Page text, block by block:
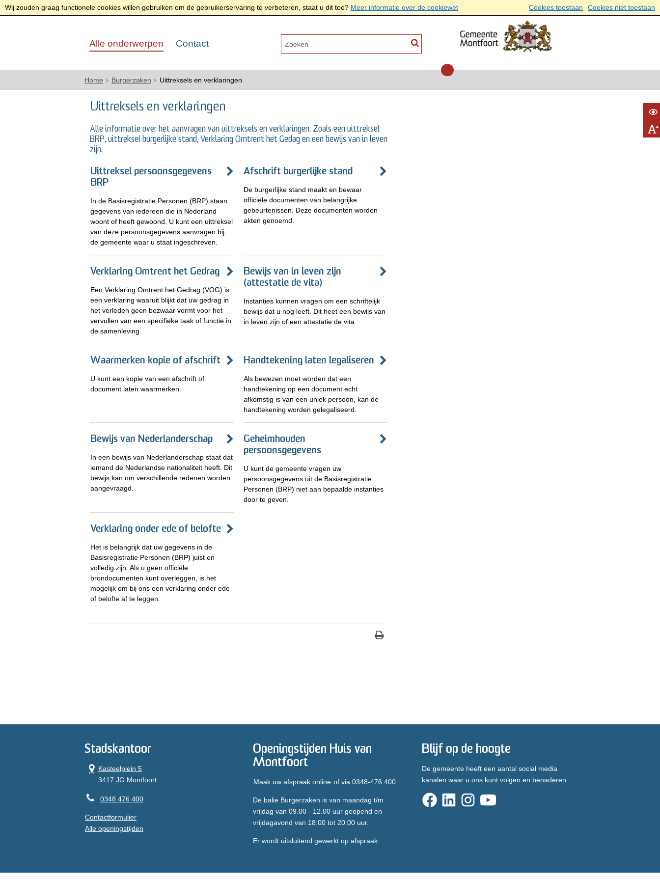
Wij zouden graag functionele cookies willen gebruiken om de gebruikerservaring te verbeteren, staat u dit toe? Meer informatie over de cookiewet Cookies toestaan Cookies niet toestaan
Alle onderwerpen Contact
Home Burgerzaken Uittreksels en verklaringen
Uittreksels en verklaringen
Alle informatie over het aanvragen van uittreksels en verklaringen. Zoals een uittreksel
BRP, uittreksel burgerlijke stand, Verklaring Omtrent het Gedag en een bewijs van in leven
zijn.
Uittreksel persoonsgegevens
BRP
In de Basisregistratie Personen (BRP) staan
gegevens van iedereen die in Nederland
woont of heeft gewoond. U kunt een uittreksel
van deze persoonsgegevens aanvragen bij
de gemeente waar u staat ingeschreven.
Afschrift burgerlijke stand
De burgerlijke stand maakt en bewaar
officiële documenten van belangrijke
gebeurtenissen. Deze documenten worden
akten genoemd.
Verklaring Omtrent het Gedrag
Een Verklaring Omtrent het Gedrag (VOG) is
een verklaring waaruit blijkt dat uw gedrag in
het verleden geen bezwaar vormt voor het
vervullen van een specifieke taak of functie in
de samenleving.
Bewijs van in leven zijn
(attestatie de vita)
Instanties kunnen vragen om een schriftelijk
bewijs dat u nog leeft. Dit heet een bewijs van
in leven zijn of een attestatie de vita.
Waarmerken kopie of afschrift
U kunt een kopie van een afschrift of
document laten waarmerken.
Handtekening laten legaliseren
Als bewezen moet worden dat een
handtekening op een document echt
afkomstig is van een uniek persoon, kan de
handtekening worden gelegaliseerd.
Bewijs van Nederlanderschap
In een bewijs van Nederlanderschap staat dat
iemand de Nederlandse nationaliteit heeft. Dit
bewijs kan om verschillende redenen worden
aangevraagd.
Geheimhouden
persoonsgegevens
U kunt de gemeente vragen uw
persoonsgegevens uit de Basisregistratie
Personen (BRP) niet aan bepaalde instanties
door te geven.
Verklaring onder ede of belofte
Het is belangrijk dat uw gegevens in de
Basisregistratie Personen (BRP) juist en
volledig zijn. Als u geen officiële
brondocumenten kunt overleggen, is het
mogelijk om bij ons een verklaring onder ede
of belofte af te leggen.
Stadskantoor
Kasteelplein 5
3417 JG Montfoort
0348 476 400
Contactformulier
Alle openingstijden
Openingstijden Huis van
Montfoort
Maak uw afspraak online of via 0348-476 400
De balie Burgerzaken is van maandag t/m
vrijdag van 09.00 - 12.00 uur geopend en
vrijdagavond van 18:00 tot 20:00 uur.
Er wordt uitsluitend gewerkt op afspraak.
Blijf op de hoogte
De gemeente heeft een aantal social media
kanalen waar u ons kunt volgen en benaderen: